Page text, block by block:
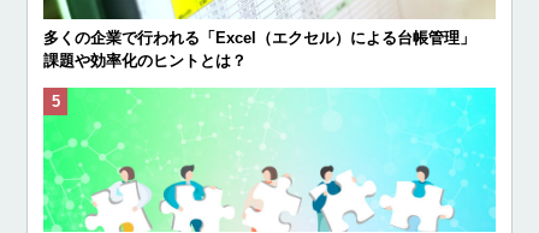
多くの企業で行われる「Excel（エクセル）による台帳管理」
課題や効率化のヒントとは？